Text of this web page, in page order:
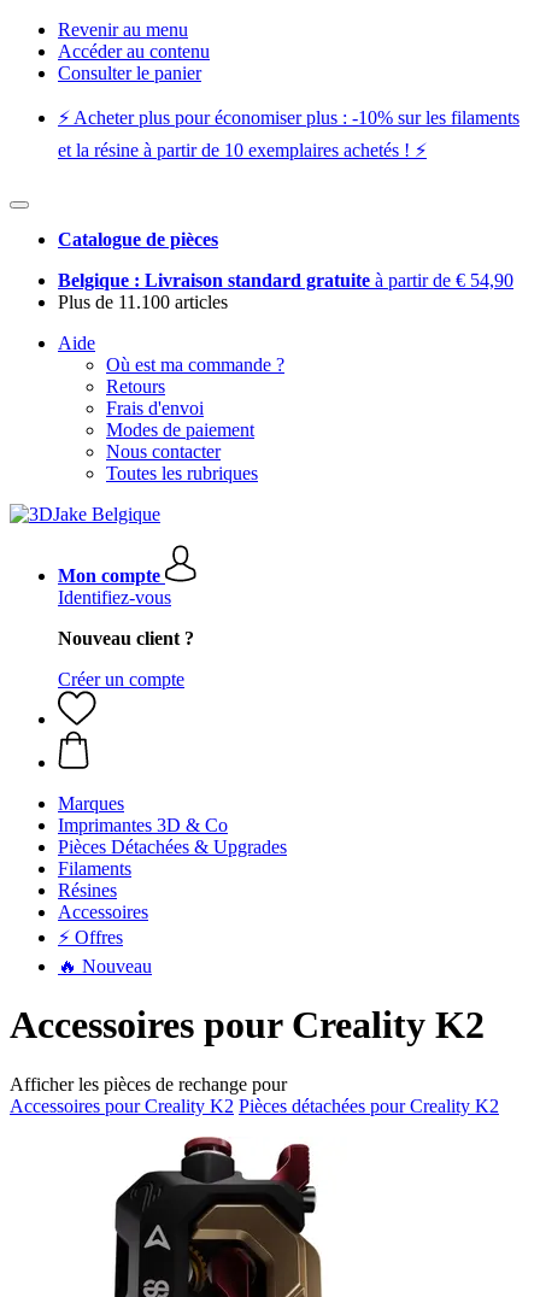
Revenir au menu
Accéder au contenu
Consulter le panier
⚡️ Acheter plus pour économiser plus : -10% sur les filaments
et la résine à partir de 10 exemplaires achetés ! ⚡️
Catalogue de pièces
Belgique : Livraison standard gratuite à partir de € 54,90
Plus de 11.100 articles
Aide
Où est ma commande ?
Retours
Frais d'envoi
Modes de paiement
Nous contacter
Toutes les rubriques
Mon compte
Identifiez-vous
Nouveau client ?
Créer un compte
Marques
Imprimantes 3D & Co
Pièces Détachées & Upgrades
Filaments
Résines
Accessoires
⚡ Offres
🔥 Nouveau
Accessoires pour Creality K2
Afficher les pièces de rechange pour
Accessoires pour Creality K2 Pièces détachées pour Creality K2